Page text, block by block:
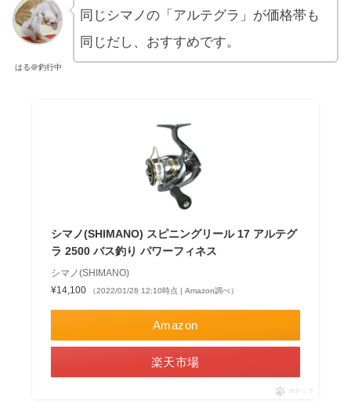
はる＠釣行中
同じシマノの「アルテグラ」が価格帯も
同じだし、おすすめです。
シマノ(SHIMANO) スピニングリール 17 アルテグ
ラ 2500 バス釣り パワーフィネス
シマノ(SHIMANO)
¥14,100
（2022/01/28 12:10時点 | Amazon調べ）
Amazon
楽天市場
ポチップ